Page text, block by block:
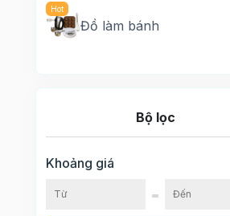
Đồ làm bánh
Bộ lọc
Khoảng giá